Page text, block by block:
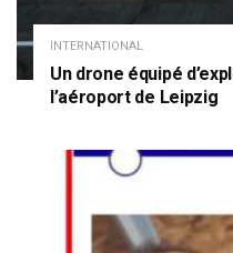
INTERNATIONAL
Un drone équipé
l’aéroport de Leipzig